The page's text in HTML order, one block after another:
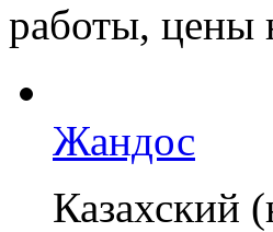
работы, цены
Жандос
Казахский